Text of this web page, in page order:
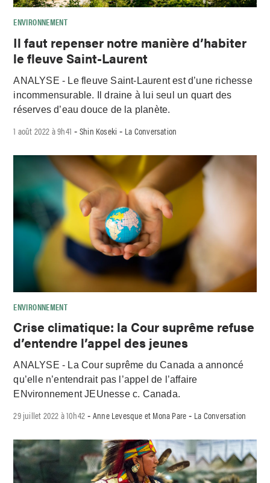
ENVIRONNEMENT
Il faut repenser notre manière d’habiter
le fleuve Saint-Laurent
ANALYSE - Le fleuve Saint-Laurent est d’une richesse
incommensurable. Il draine à lui seul un quart des
réserves d’eau douce de la planète.
1 août 2022 à 9h41 -Shin Koseki - La Conversation
ENVIRONNEMENT
Crise climatique: la Cour suprême refuse
d’entendre l’appel des jeunes
ANALYSE - La Cour suprême du Canada a annoncé
qu’elle n’entendrait pas l’appel de l’affaire
ENvironnement JEUnesse c. Canada.
29 juillet 2022 à 10h42 -Anne Levesque et Mona Pare - La Conversation